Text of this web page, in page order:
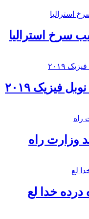
سرخ استرالیا
فیزیک ۲۰۱۹
وزارت راه
خدا لع